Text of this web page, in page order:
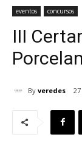
eventos concursos
III
By veredes